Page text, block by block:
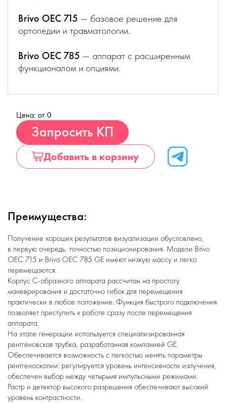
Brivo OEC 715 — базовое решение для
ортопедии и травматологии.
Brivo OEC 785 — аппарат с расширенным
функционалом и опциями.
Цена: от 0
Запросить КП
Добавить в корзину
Преимущества:
Получение хороших результатов визуализации обусловлено,
в первую очередь, точностью позиционирования. Модели Brivo
OEC 715 и Brivo OEC 785 GE имеют низкую массу и легко
перемещаются.
Корпус С-образного аппарата рассчитан на простоту
маневрирования и достаточно гибок для перемещения
практически в любое положение. Функция быстрого подключения
позволяет приступить к работе сразу после перемещения
аппарата.
На этапе генерации используется специализированная
рентгеновская трубка, разработанная компанией GE.
Обеспечивается возможность с легкостью менять параметры
рентгеноскопии: регулируется уровень интенсивности излучения,
обеспечен выбор между четырьмя импульсными режимами.
Растр и детектор высокого разрешения обеспечивают высокий
уровень контрастности.